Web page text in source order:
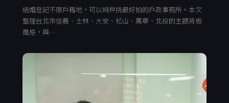
結婚登記不限戶籍地，可以純粹挑最好拍的戶政事務所。本文
整理台北市信義、士林、大安、松山、萬華、北投的主題背板
風格，與…